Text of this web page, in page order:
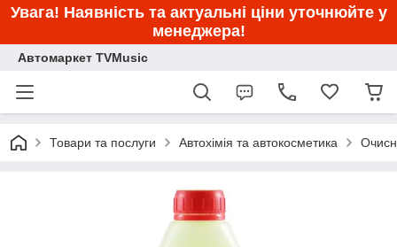
Увага! Наявність та актуальні ціни уточнюйте у
менеджера!
Автомаркет TVMusic
Товари та послуги Автохімія та автокосметика